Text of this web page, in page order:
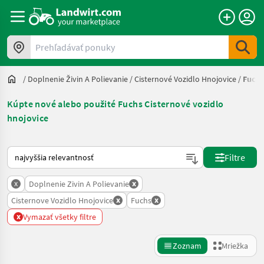
Prehľadávať ponuky
/ Doplnenie Živin A Polievanie /Cisternové Vozidlo Hnojovice / Fuchs
Kúpte nové alebo použité Fuchs Cisternové vozidlo
hnojovice
Takto sa vykonáva triedenie na Landwirt.com
Filtre
x Doplnenie Zivin A Polievanie x
Cisternove Vozidlo Hnojovice x Fuchs x
x Vymazať všetky filtre
Zoznam Mriežka